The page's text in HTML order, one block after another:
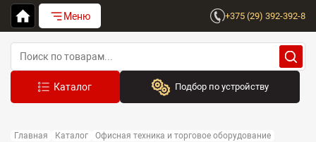
Меню +375 (29) 392-392-8
Подбор по устройству
Выберите бренд
Главная Каталог
Офисная техника и торговое оборудование